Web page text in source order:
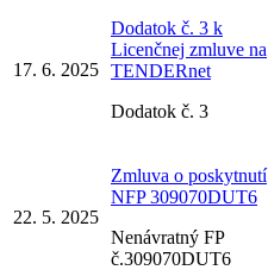
17. 6. 2025
Dodatok č. 3 k
Licenčnej zmluve na
TENDERnet
Dodatok č. 3
22. 5. 2025
Zmluva o poskytnutí
NFP 309070DUT6
Nenávratný FP
č.309070DUT6